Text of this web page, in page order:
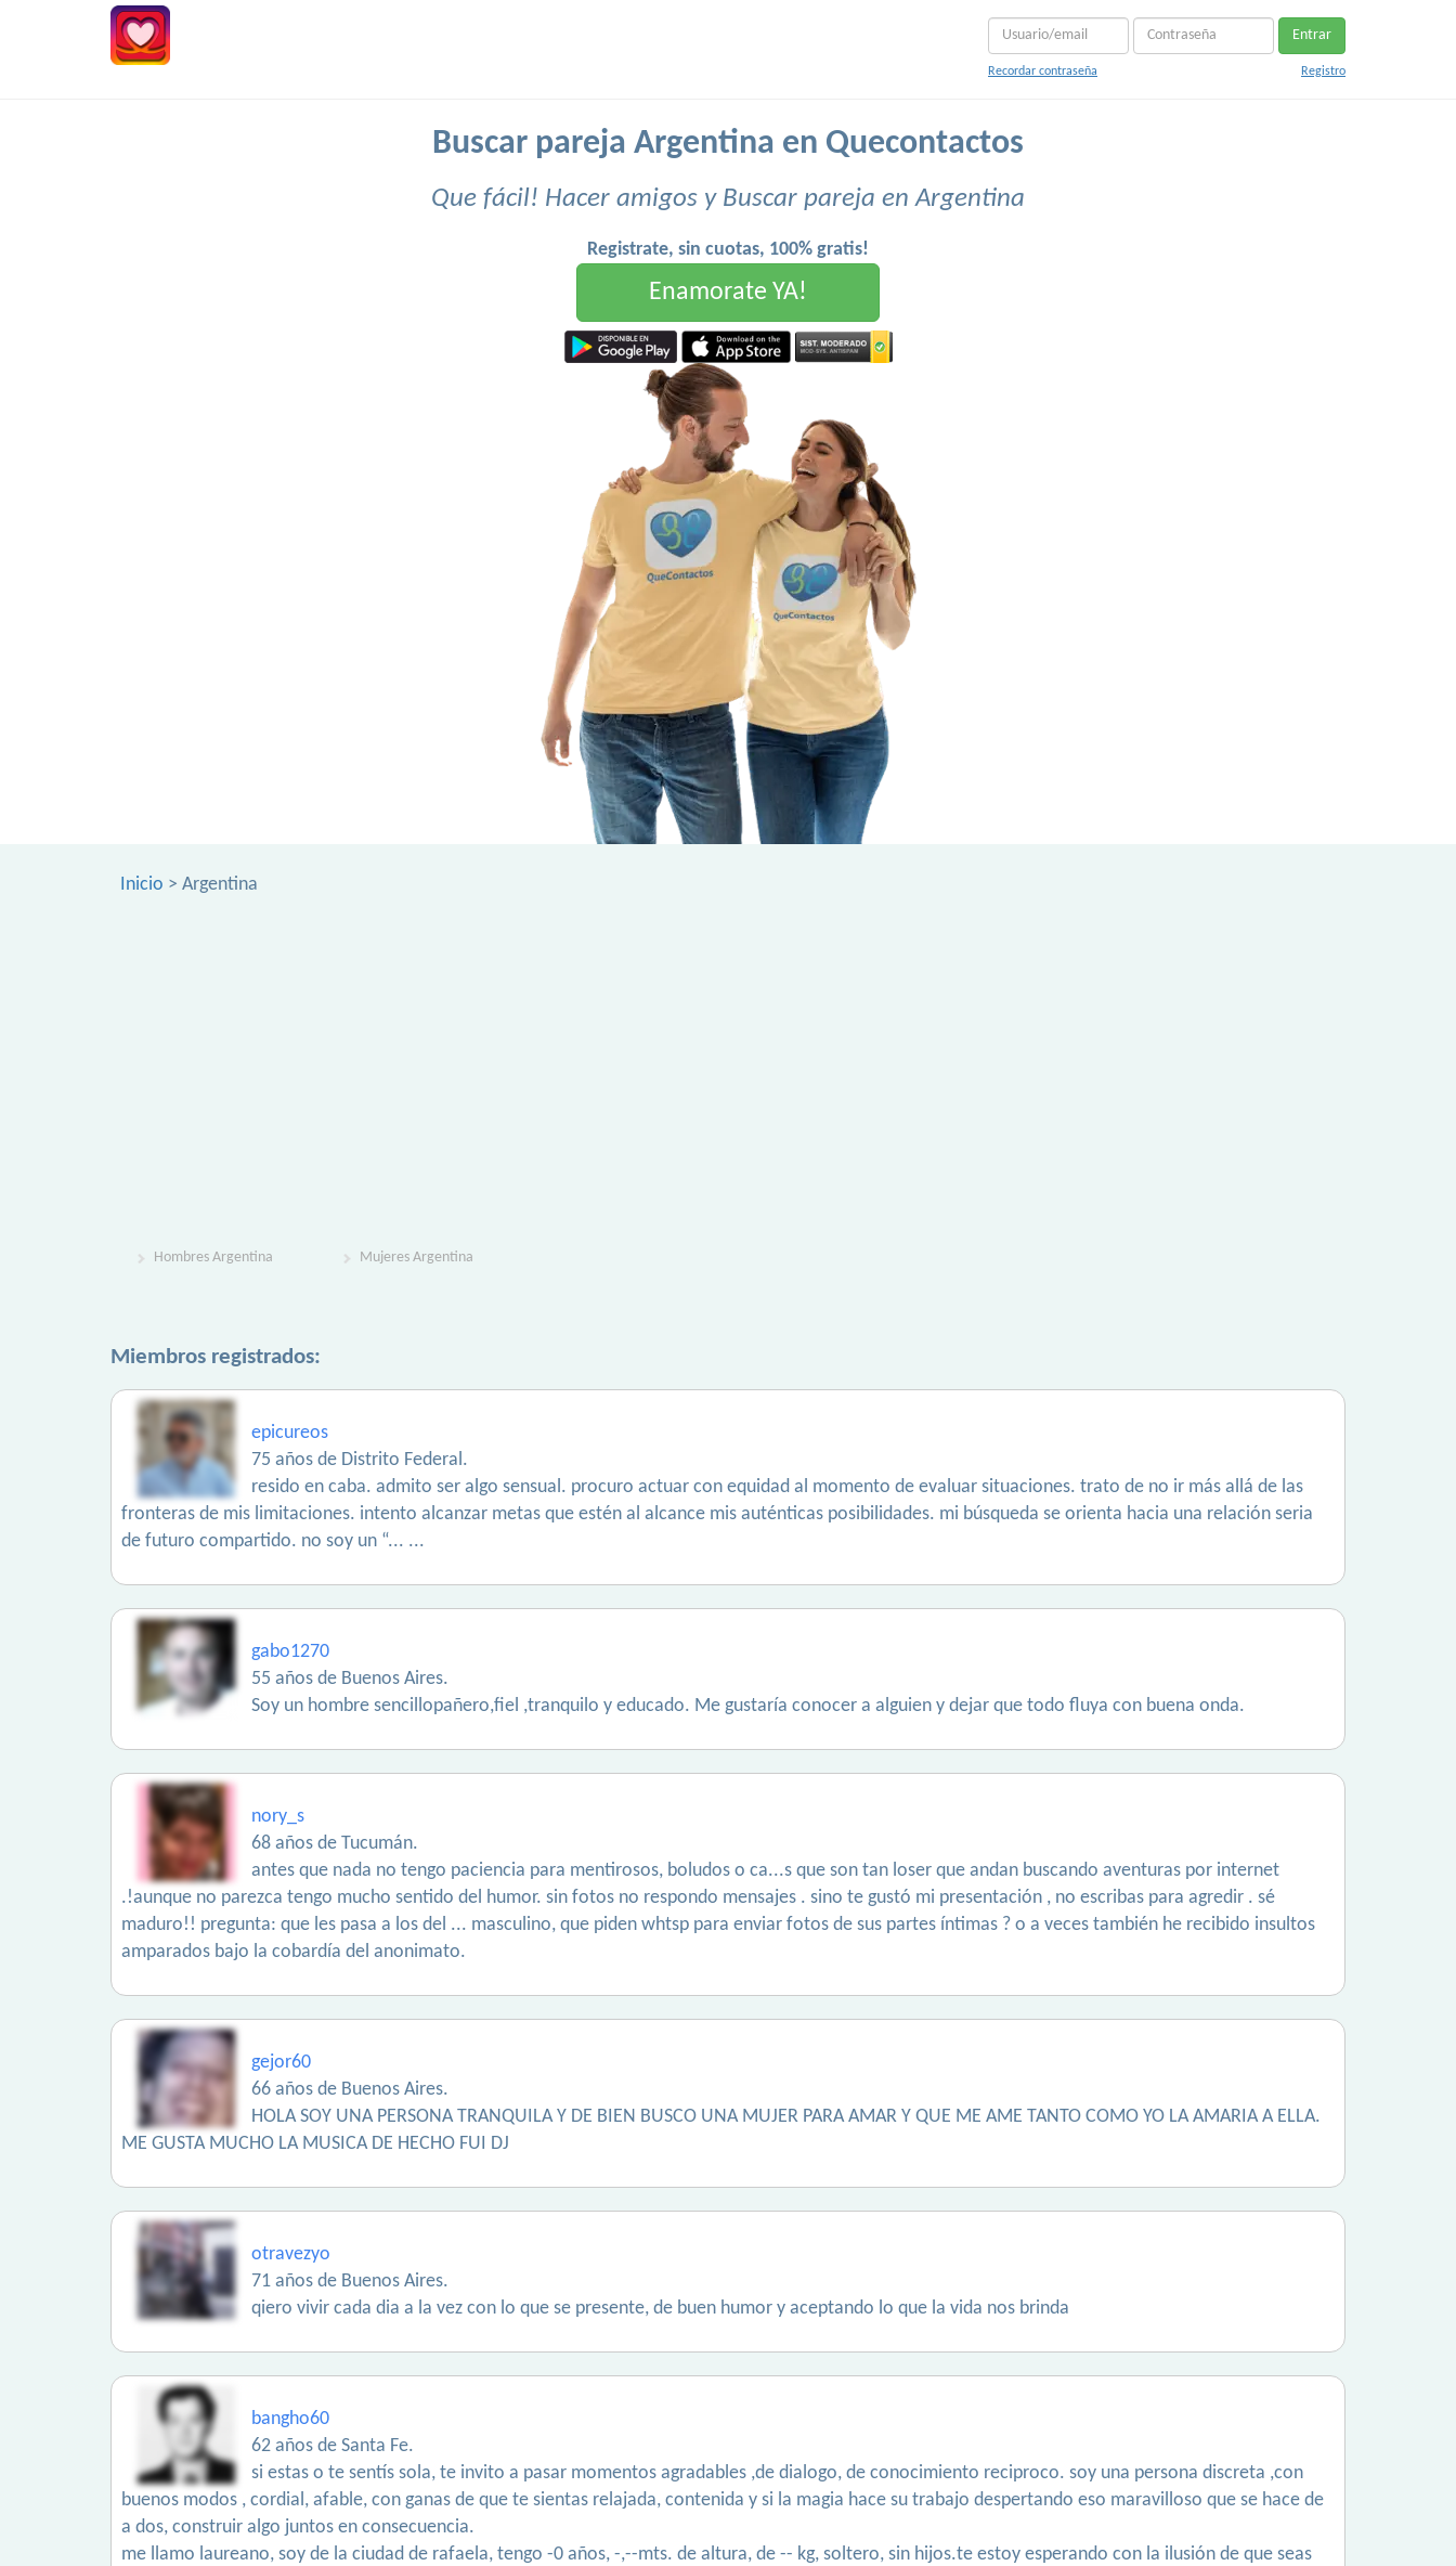
Entrar
Recordar contraseña Registro
Buscar pareja Argentina en Quecontactos
Que fácil! Hacer amigos y Buscar pareja en Argentina
Registrate, sin cuotas, 100% gratis!
Enamorate YA!
Inicio > Argentina
Hombres Argentina Mujeres Argentina
Miembros registrados:
epicureos
75 años de Distrito Federal.
resido en caba. admito ser algo sensual. procuro actuar con equidad al momento de evaluar situaciones. trato de no ir más allá de las
fronteras de mis limitaciones. intento alcanzar metas que estén al alcance mis auténticas posibilidades. mi búsqueda se orienta hacia una relación seria
de futuro compartido. no soy un “... ...
gabo1270
55 años de Buenos Aires.
Soy un hombre sencillopañero,fiel ,tranquilo y educado. Me gustaría conocer a alguien y dejar que todo fluya con buena onda.
nory_s
68 años de Tucumán.
antes que nada no tengo paciencia para mentirosos, boludos o ca...s que son tan loser que andan buscando aventuras por internet
.!aunque no parezca tengo mucho sentido del humor. sin fotos no respondo mensajes . sino te gustó mi presentación , no escribas para agredir . sé
maduro!! pregunta: que les pasa a los del ... masculino, que piden whtsp para enviar fotos de sus partes íntimas ? o a veces también he recibido insultos
amparados bajo la cobardía del anonimato.
gejor60
66 años de Buenos Aires.
HOLA SOY UNA PERSONA TRANQUILA Y DE BIEN BUSCO UNA MUJER PARA AMAR Y QUE ME AME TANTO COMO YO LA AMARIA A ELLA.
ME GUSTA MUCHO LA MUSICA DE HECHO FUI DJ
otravezyo
71 años de Buenos Aires.
qiero vivir cada dia a la vez con lo que se presente, de buen humor y aceptando lo que la vida nos brinda
bangho60
62 años de Santa Fe.
si estas o te sentís sola, te invito a pasar momentos agradables ,de dialogo, de conocimiento reciproco. soy una persona discreta ,con
buenos modos , cordial, afable, con ganas de que te sientas relajada, contenida y si la magia hace su trabajo despertando eso maravilloso que se hace de
a dos, construir algo juntos en consecuencia.
me llamo laureano, soy de la ciudad de rafaela, tengo -0 años, -,--mts. de altura, de -- kg, soltero, sin hijos.te estoy esperando con la ilusión de que seas